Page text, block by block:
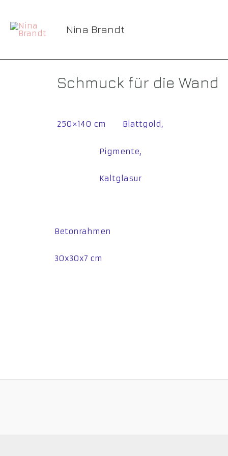
Nina Brandt
Schmuck für die Wand
250×140 cm Blattgold,
Pigmente,
Kaltglasur
Betonrahmen
30x30x7 cm